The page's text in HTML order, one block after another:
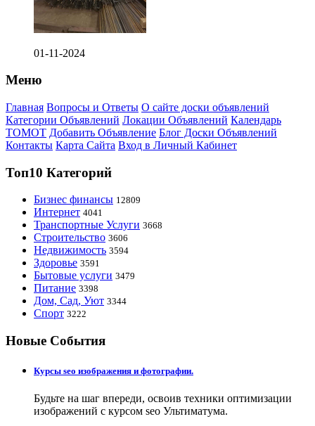
01-11-2024
Меню
Главная Вопросы и Ответы О сайте доски объявлений
Категории Объявлений Локации Объявлений Календарь
ТОМОТ Добавить Объявление Блог Доски Объявлений
Контакты Карта Сайта Вход в Личный Кабинет
Топ10 Категорий
Бизнес финансы 12809
Интернет 4041
Транспортные Услуги 3668
Строительство 3606
Недвижимость 3594
Здоровье 3591
Бытовые услуги 3479
Питание 3398
Дом, Сад, Уют 3344
Спорт 3222
Новые События
Курсы seo изображения и фотографии.
Будьте на шаг впереди, освоив техники оптимизации
изображений с курсом seo Ультиматума.